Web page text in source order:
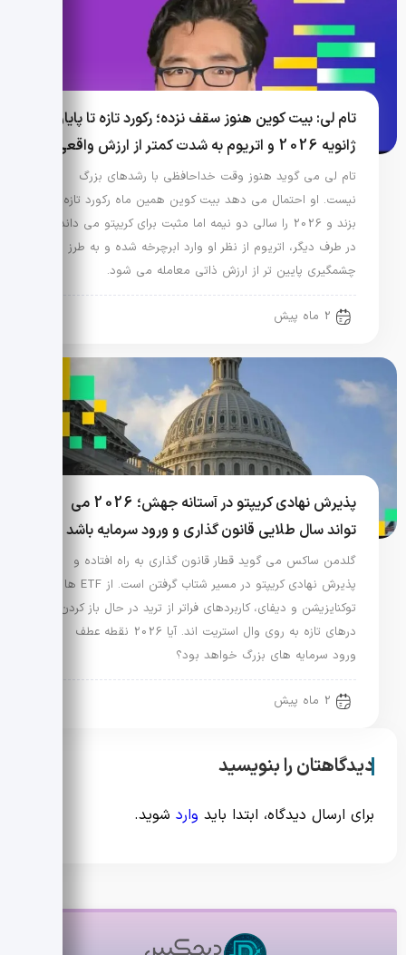
تام لی: بیت کوین هنوز سقف نزده؛ رکورد تازه تا پایان
ژانویه 2026 و اتریوم به شدت کمتر از ارزش واقعی
تام لی می گوید هنوز وقت خداحافظی با رشدهای بزرگ
نیست. او احتمال می دهد بیت کوین همین ماه رکورد تازه
بزند و 2026 را سالی دو نیمه اما مثبت برای کریپتو می داند.
در طرف دیگر، اتریوم از نظر او وارد ابرچرخه شده و به طرز
چشمگیری پایین تر از ارزش ذاتی معامله می شود.
2 ماه پیش
پذیرش نهادی کریپتو در آستانه جهش؛ 2026 می
تواند سال طلایی قانون گذاری و ورود سرمایه باشد
گلدمن ساکس می گوید قطار قانون گذاری به راه افتاده و
پذیرش نهادی کریپتو در مسیر شتاب گرفتن است. از ETF ها تا
توکنایزیشن و دیفای، کاربردهای فراتر از ترید در حال باز کردن
درهای تازه به روی وال استریت اند. آیا 2026 نقطه عطف
ورود سرمایه های بزرگ خواهد بود؟
2 ماه پیش
دیدگاهتان را بنویسید
برای ارسال دیدگاه، ابتدا باید وارد شوید.